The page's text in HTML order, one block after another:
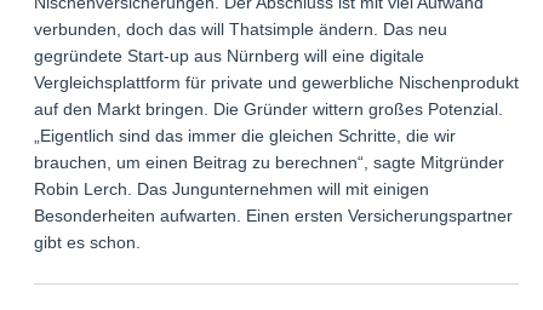
verbunden, doch das will Thatsimple ändern. Das neu
gegründete Start-up aus Nürnberg will eine digitale
Vergleichsplattform für private und gewerbliche Nischenprodukte
auf den Markt bringen. Die Gründer wittern großes Potenzial.
„Eigentlich sind das immer die gleichen Schritte, die wir
brauchen, um einen Beitrag zu berechnen“, sagte Mitgründer
Robin Lerch. Das Jungunternehmen will mit einigen
Besonderheiten aufwarten. Einen ersten Versicherungspartner
gibt es schon.